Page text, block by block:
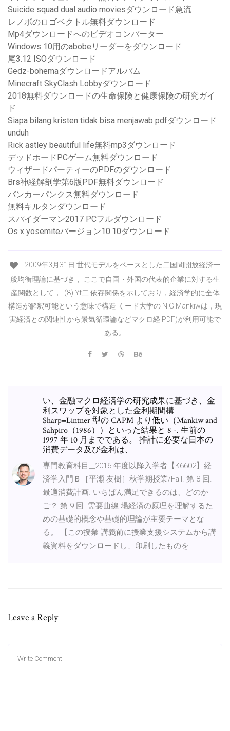
Suicide squad dual audio moviesダウンロード急流
レノボのロゴベクトル無料ダウンロード
Mp4ダウンロードへのビデオコンバーター
Windows 10用のabobeリーダーをダウンロード
尾3.12 ISOダウンロード
Gedz-bohemaダウンロードアルバム
Minecraft SkyClash Lobbyダウンロード
2018無料ダウンロードの生命保険と健康保険の研究ガイ
ド
Siapa bilang kristen tidak bisa menjawab pdfダウンロード
unduh
Rick astley beautiful life無料mp3ダウンロード
デッドホードPCゲーム無料ダウンロード
ウィザードパーティーのPDFのダウンロード
Brs神経解剖学第6版PDF無料ダウンロード
バンカーパンクス無料ダウンロード
無料キルタンダウンロード
スパイダーマン2017 PCフルダウンロード
Os x yosemiteバージョン10.10ダウンロード
2009年3月31日 世代モデルをベースとした二国間開放経済一
般均衡理論に基づき， ここで自国・外国の代表的企業に対する生
産関数として，. (8) Yt二 依存関係を示しており，経済学的に全体
構造が解釈可能という意味で構造 くード大学の N.G.Mankiwは，現
実経済との関連性から景気循環論などマクロ経 PDF)が利用可能で
ある。
い、金融マクロ経済学の研究成果に基づき、金
利スワップを対象とした金利期間構
Sharp=Lintner 型の CAPM より低い（Mankiw and
Sahpiro（1986））といった結果と 8 -. 生前の
1997 年 10 月までである。 推計に必要な日本の
消費データ及び金利は、
専門教育科目__2016 年度以降入学者【K6602】経
済学入門Ｂ［平瀬 友樹］秋学期授業/Fall. 第 8 回.
最適消費計画. いちばん満足できるのは、どのか
ご？ 第 9 回. 需要曲線 場経済の原理を理解するた
めの基礎的概念や基礎的理論が主要テーマとな
る。 【この授業 講義前に授業支援システムから講
義資料をダウンロードし、印刷したものを.
Leave a Reply